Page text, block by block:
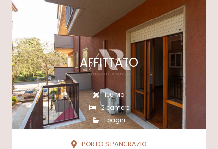
AFFITTATO
100 Mq
2 camere
1 bagni
PORTO S.PANCRAZIO